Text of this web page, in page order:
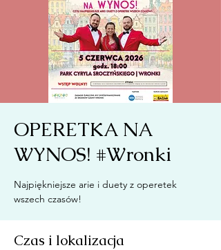
OPERETKA NA
WYNOS! #Wronki
Najpiękniejsze arie i duety z operetek
wszech czasów!
Czas i lokalizacja